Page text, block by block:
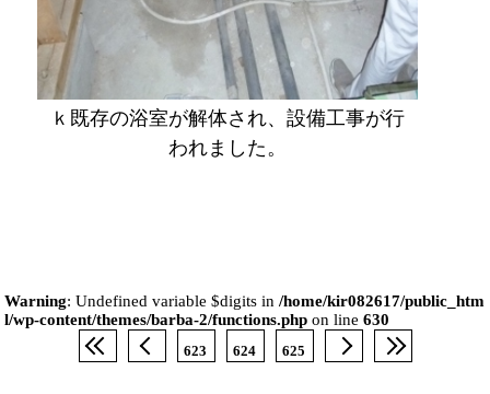
ｋ既存の浴室が解体され、設備工事が行
われました。
Warning: Undefined variable $digits in/home/kir082617/public_htm
l/wp-content/themes/barba-2/functions.php on line630
623 624 625